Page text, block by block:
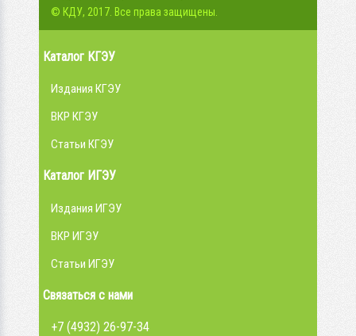
© КДУ, 2017. Все права защищены.
Каталог КГЭУ
Издания КГЭУ
ВКР КГЭУ
Статьи КГЭУ
Каталог ИГЭУ
Издания ИГЭУ
ВКР ИГЭУ
Статьи ИГЭУ
Связаться с нами
+7 (4932) 26-97-34